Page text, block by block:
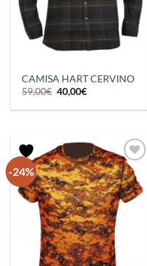
CAMISA HART CERVINO
59,00€ El
precio
original
40,00€El
actual
-24%